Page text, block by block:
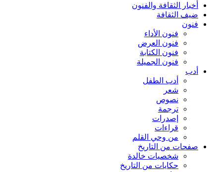
أخبار الثقافة والفنون
ضيف الثقافة
فنون
فنون الأداء
فنون العرض
فنون الكتابة
فنون الجميلة
أدب
أدب الطفل
شعر
نصوص
ترجمة
إصدرات
قراءات
من وحي القلم
صفحات من التاريخ
شخصيات خالدة
حكايات من التاريخ